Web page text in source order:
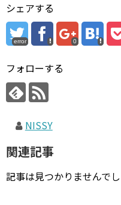
シェアする
error 0
フォローする
NISSY
関連記事
記事は見つかりませんでし